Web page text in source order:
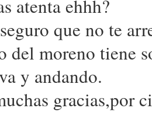
atenta ehhh?
que no te
del moreno tiene
y andando.
gracias,por